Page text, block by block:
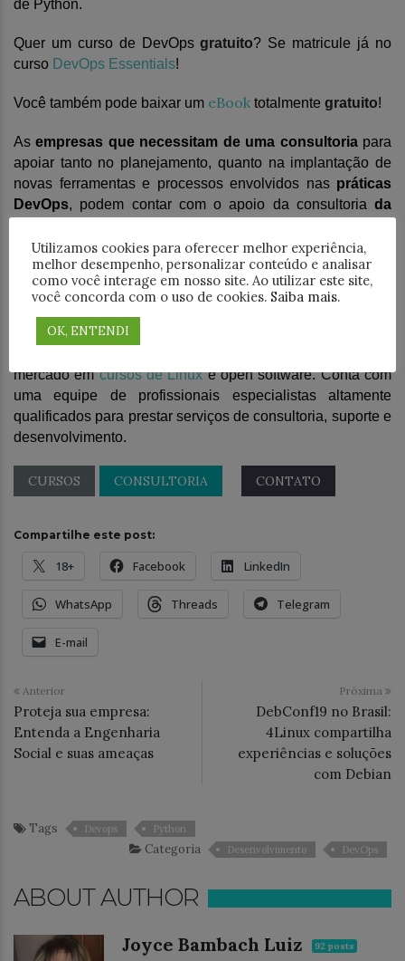
de Python.
Quer um curso de DevOpsgratuito? Se matricule já no
curso DevOps Essentials!
Você também pode baixar um eBook totalmente gratuito!
Asempresas que necessitam de uma consultoria para
apoiar tanto no planejamento, quanto na implantação de
novas ferramentas e processos envolvidos nas práticas
DevOps, podem contar com o apoio da consultoria da
tecnologias queestão sendo adotadas.
4Linux
4Linuxé uma empresa referência em serviços de
mercado emcursos de Linuxe open software. Conta com
uma equipe de profissionais especialistas altamente
qualificados para prestar serviços de consultoria, suporte e
desenvolvimento.
CURSOS CONSULTORIA CONTATO
Compartilhe este post:
18+ Facebook LinkedIn
WhatsApp Threads Telegram
E-mail
Anterior
Proteja sua empresa:
Entenda a Engenharia
Social e suas ameaças
Próxima
DebConf19 no Brasil:
4Linux compartilha
experiências e soluções
com Debian
Tags Devops Python
Categoria Desenvolvimento DevOps
ABOUT AUTHOR
Joyce Bambach Luiz 92 posts
Utilizamos cookies para oferecer melhor experiência,
melhor desempenho, personalizar conteúdo e analisar
como você interage em nosso site. Ao utilizar este site,
você concorda com o uso de cookies. Saiba mais.
OK, ENTENDI